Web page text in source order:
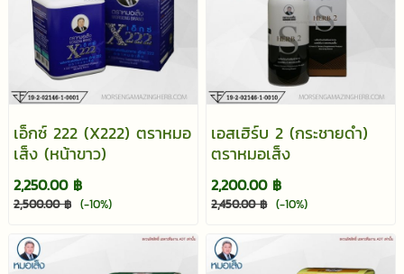
เอ็กซ์ 222 (X222) ตราหมอ
เส็ง (หน้าขาว)
2,250.00 ฿
2,500.00 ฿ (-10%)
เอสเฮิร์บ 2 (กระชายดำ)
ตราหมอเส็ง
2,200.00 ฿
2,450.00 ฿ (-10%)